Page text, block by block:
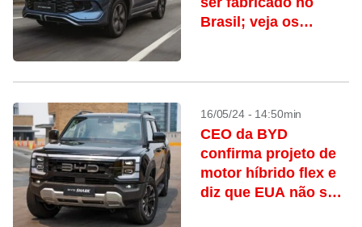
Brasil; veja os
16/05/24 - 14:50min
CEO da BYD
confirma projeto de
motor híbrido flex e
diz que EUA não são